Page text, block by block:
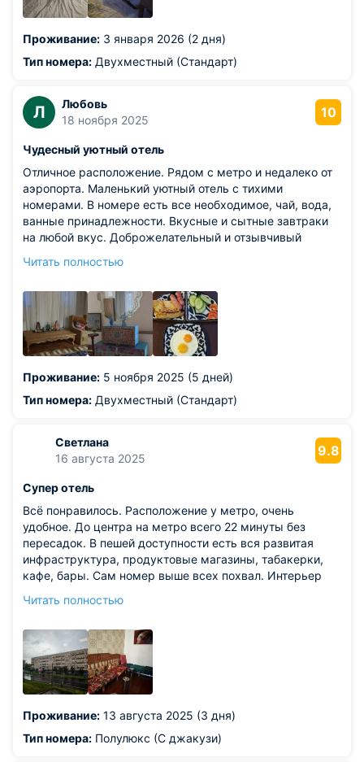
Проживание: 3 января 2026 (2 дня)
Тип номера: Двухместный (Стандарт)
Л
Любовь
18 ноября 2025
10
Чудесный уютный отель
Отличное расположение. Рядом с метро и недалеко от
аэропорта. Маленький уютный отель с тихими
номерами. В номере есть все необходимое, чай, вода,
ванные принадлежности. Вкусные и сытные завтраки
на любой вкус. Доброжелательный и отзывчивый
Из недостатков: единственный момент - нет
капсульную поставили. Пусть даже платно!!!
Читать полностью
Проживание: 5 ноября 2025 (5 дней)
Тип номера: Двухместный (Стандарт)
Светлана
16 августа 2025
9.8
Супер отель
Всё понравилось. Расположение у метро, очень
удобное. До центра на метро всего 22 минуты без
пересадок. В пешей доступности есть вся развитая
инфраструктура, продуктовые магазины, табакерки,
кафе, бары. Сам номер выше всех похвал. Интерьер
чистота, есть все необходимые удобства.
комната для курения. Завтраки вкусные и сытные.
Из недостатков: 1. В душевой нет каких либо полок для
геля для душа или шампуня 2. В джакузи была жёлтая
вода, из-за этого им не пользовались 3. Не
наблюдение)
Читать полностью
Проживание: 13 августа 2025 (3 дня)
Тип номера: Полулюкс (С джакузи)